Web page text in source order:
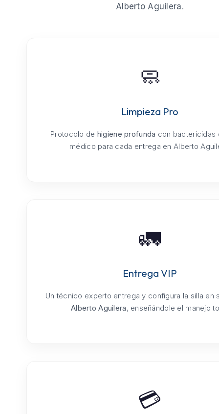
Alberto Aguilera.
🧼
Limpieza Pro
Protocolo de higiene profunda con bactericidas
médico para cada entrega en Alberto
🚛
Entrega VIP
Un técnico experto entrega y configura la silla en
Alberto Aguilera, enseñándole el manejo
💳